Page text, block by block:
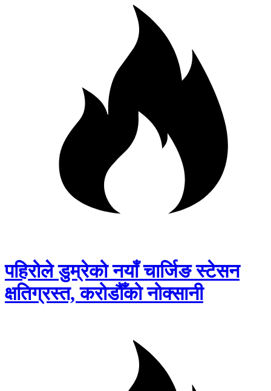
पहिरोले डुम्रेको नयाँ चार्जिङ स्टेसन
क्षतिग्रस्त, करोडौँको नोक्सानी